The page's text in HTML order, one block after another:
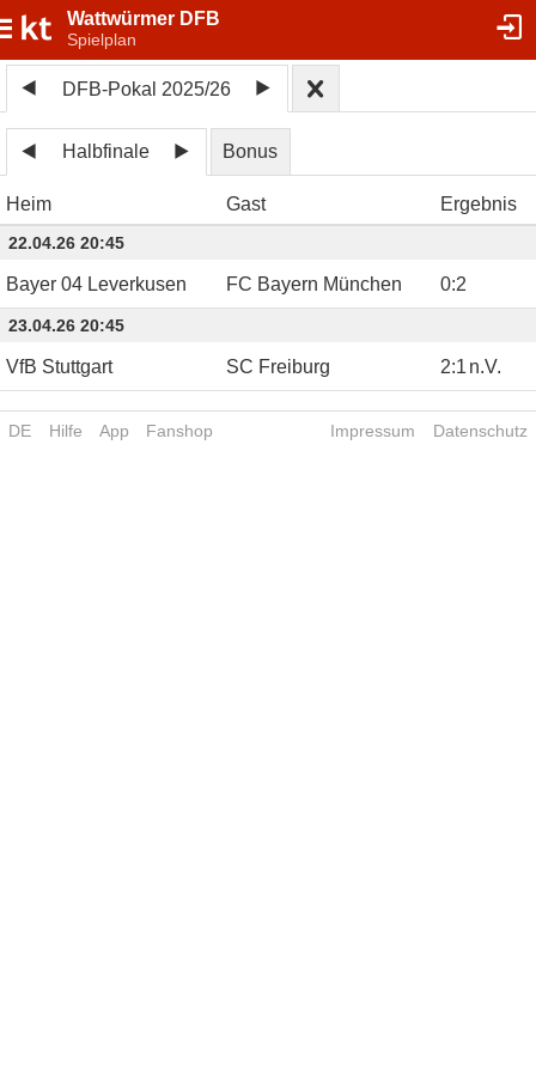
Wattwürmer DFB
Spielplan
DFB-Pokal 2025/26
Halbfinale Bonus
Heim Gast Ergebnis
22.04.26 20:45
Bayer 04 Leverkusen FC Bayern München 0:2
23.04.26 20:45
VfB Stuttgart SC Freiburg 2:1 n.V.
DE Hilfe App Fanshop Impressum Datenschutz